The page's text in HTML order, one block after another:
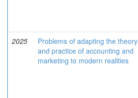
2025
Problems of adapting the theory
and practice of accounting and
marketing to modern realities